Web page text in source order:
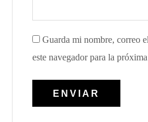
Guarda mi nombre, correo
este navegador para la